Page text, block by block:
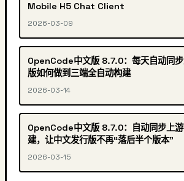
Mobile H5 Chat Client
2026-03-09
OpenCode中文版 8.7.0：每天自动同
版如何做到三端全自动构建
2026-03-14
OpenCode中文版 8.7.0：自动同步上
建，让中文发行版不再“落后半个版本”
2026-03-15